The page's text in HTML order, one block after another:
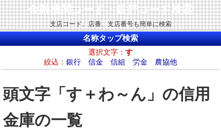
金融機関コード・銀行コード検索
支店コード、店番、支店番号も簡単に検索
名称タップ検索
選択文字： す
絞込： 銀行 信金 信組 労金 農協他
頭文字「す＋わ～ん」の信用
金庫の一覧